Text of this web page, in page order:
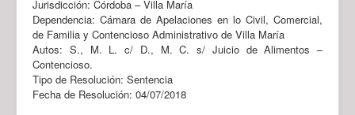
Jurisdicción: Córdoba – Villa María
Dependencia: Cámara de Apelaciones en lo Civil, Comercial,
de Familia y Contencioso Administrativo de Villa María
Autos: S., M. L. c/ D., M. C. s/ Juicio de Alimentos –
Contencioso.
Tipo de Resolución: Sentencia
Fecha de Resolución: 04/07/2018